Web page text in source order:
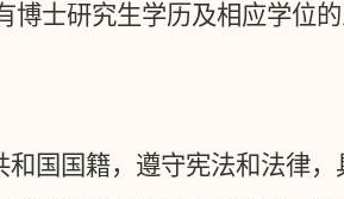
博士研究生学历及相应学位
和国国籍，遵守宪法和法律，